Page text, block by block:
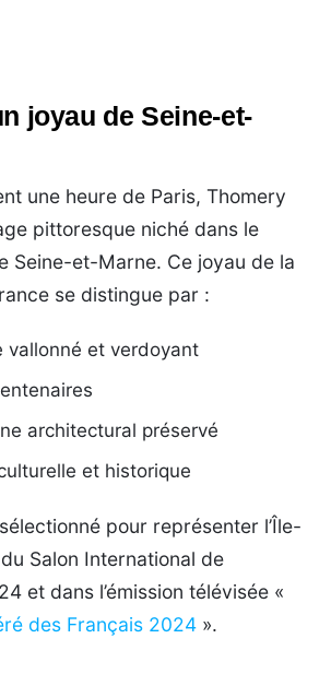
joyau de Seine-et-
une heure de Paris, Thomery
pittoresque niché dans le
Seine-et-Marne. Ce joyau de la
se distingue par :
vallonné et verdoyant
architectural préservé
et historique
pour représenter l’Île-
Salon International de
et dans l’émission télévisée «
des Français 2024 ».